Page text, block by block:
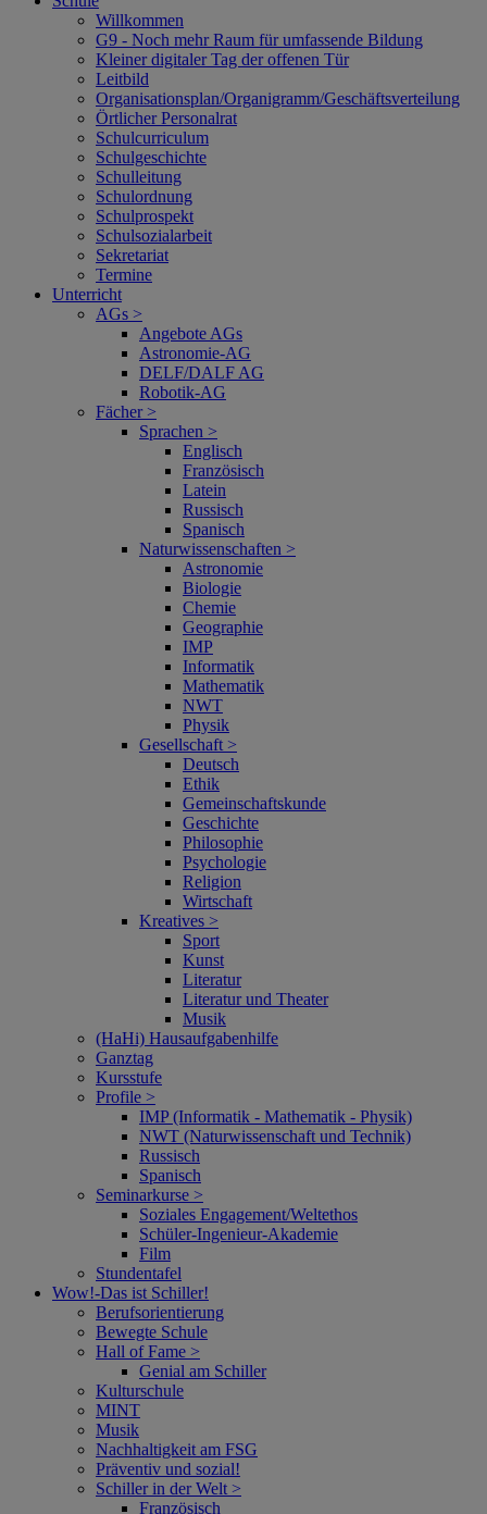
Willkommen
G9 - Noch mehr Raum für umfassende Bildung
Kleiner digitaler Tag der offenen Tür
Leitbild
Organisationsplan/Organigramm/Geschäftsverteilung
Örtlicher Personalrat
Schulcurriculum
Schulgeschichte
Schulleitung
Schulordnung
Schulprospekt
Schulsozialarbeit
Sekretariat
Termine
Unterricht
AGs >
Angebote AGs
Astronomie-AG
DELF/DALF AG
Robotik-AG
Fächer >
Sprachen >
Englisch
Französisch
Latein
Russisch
Spanisch
Naturwissenschaften >
Astronomie
Biologie
Chemie
Geographie
IMP
Informatik
Mathematik
NWT
Physik
Gesellschaft >
Deutsch
Ethik
Gemeinschaftskunde
Geschichte
Philosophie
Psychologie
Religion
Wirtschaft
Kreatives >
Sport
Kunst
Literatur
Literatur und Theater
Musik
(HaHi) Hausaufgabenhilfe
Ganztag
Kursstufe
Profile >
IMP (Informatik - Mathematik - Physik)
NWT (Naturwissenschaft und Technik)
Russisch
Spanisch
Seminarkurse >
Soziales Engagement/Weltethos
Schüler-Ingenieur-Akademie
Film
Stundentafel
Wow!‑Das ist Schiller!
Berufsorientierung
Bewegte Schule
Hall of Fame >
Genial am Schiller
Kulturschule
MINT
Musik
Nachhaltigkeit am FSG
Präventiv und sozial!
Schiller in der Welt >
Französisch